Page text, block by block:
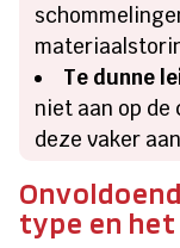
Te dunne
niet aan op
deze vaker
type en het